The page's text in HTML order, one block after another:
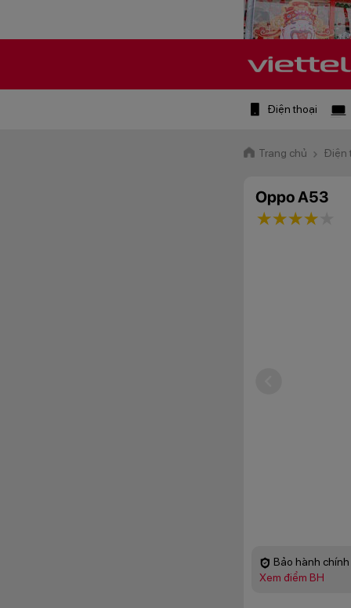
Điện thoại
Trang chủ Điện
Oppo A53
3 stars
2 stars
1 star
Bảo hành
Xem điểm BH